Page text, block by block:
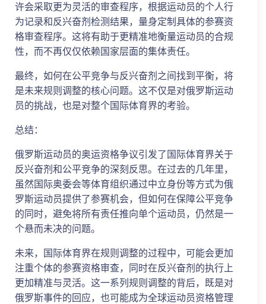
许会采取更为灵活的审查程序，根据运动员的个人行
为记录和反兴奋剂检测结果，量身定制具体的参赛资
格审查程序。这将有助于更精准地衡量运动员的合规
性，而不再仅仅依赖国家层面的集体责任。
最终，如何在公平竞争与反兴奋剂之间找到平衡，将
是未来规则调整的核心问题。这不仅是对俄罗斯运动
员的挑战，也是对整个国际体育界的考验。
总结：
俄罗斯运动员的奥运资格争议引发了国际体育界关于
反兴奋剂和公平竞争的深刻反思。在过去的几年里，
虽然国际奥委会等体育组织通过中立身份等方式为俄
罗斯运动员提供了参赛机会，但如何在保障公平竞争
的同时，避免将所有责任推向单个运动员，仍然是一
个悬而未决的问题。
未来，国际体育界在规则调整的过程中，可能会更加
注重个体的参赛资格审查，同时在反兴奋剂的执行上
更加精准与灵活。这一系列规则调整的背后，既是对
俄罗斯事件的回应，也可能成为全球运动员资格管理